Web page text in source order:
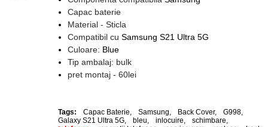
Capac baterie
Material - Sticla
Compatibil cu Samsung S21 Ultra 5G
Culoare: Blue
Tip ambalaj: bulk
pret montaj - 60lei
Tags: Capac Baterie, Samsung, Back Cover, G998,
Galaxy S21 Ultra 5G, bleu, inlocuire, schimbare,